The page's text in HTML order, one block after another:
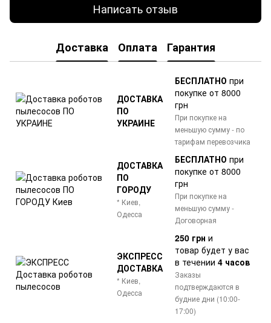
Написать отзыв
Доставка Оплата Гарантия
ДОСТАВКА
ПО
УКРАИНЕ
БЕСПЛАТНО при
покупке от 8000
грн
При покупке на
меньшую сумму - по
тарифам перевозчика
ДОСТАВКА
ПО
ГОРОДУ
* Киев,
Одесса
БЕСПЛАТНО при
покупке от 8000
грн
При покупке на
меньшую сумму -
Договорная
ЭКСПРЕСС
ДОСТАВКА
* Киев,
Одесса
250 грн и
товар будет у вас
в течении 4 часов
Заказы
подтверждаются в
будние дни (10:00-
17:00)